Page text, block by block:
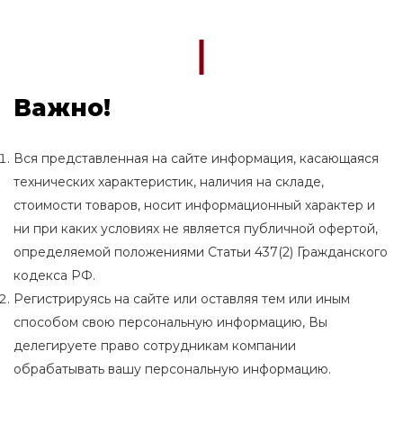
Важно!
Вся представленная на сайте информация, касающаяся
технических характеристик, наличия на складе,
стоимости товаров, носит информационный характер и
ни при каких условиях не является публичной офертой,
определяемой положениями Статьи 437(2) Гражданского
кодекса РФ.
Регистрируясь на сайте или оставляя тем или иным
способом свою персональную информацию, Вы
делегируете право сотрудникам компании
обрабатывать вашу персональную информацию.